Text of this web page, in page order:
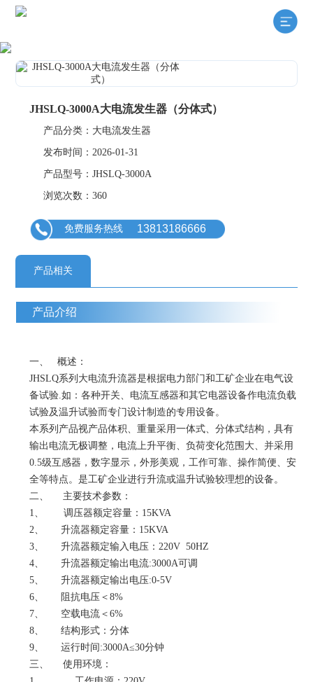
JHSLQ-3000A大电流发生器（分体式）
产品分类：大电流发生器
发布时间：2026-01-31
产品型号：JHSLQ-3000A
浏览次数：360
免费服务热线 13813186666
产品相关
产品介绍
一、 概述：
JHSLQ系列大电流升流器是根据电力部门和工矿企业在电气设
备试验.如：各种开关、电流互感器和其它电器设备作电流负载
试验及温升试验而专门设计制造的专用设备。
本系列产品视产品体积、重量采用一体式、分体式结构，具有
输出电流无极调整，电流上升平衡、负荷变化范围大、并采用
0.5级互感器，数字显示，外形美观，工作可靠、操作简便、安
全等特点。是工矿企业进行升流或温升试验较理想的设备。
二、 主要技术参数：
1、 调压器额定容量：15KVA
2、 升流器额定容量：15KVA
3、 升流器额定输入电压：220V 50HZ
4、 升流器额定输出电流:3000A可调
5、 升流器额定输出电压:0-5V
6、 阻抗电压＜8%
7、 空载电流＜6%
8、 结构形式：分体
9、 运行时间:3000A≤30分钟
三、 使用环境：